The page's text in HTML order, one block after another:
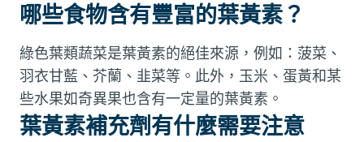
哪些食物含有豐富的葉黃素？
綠色葉類蔬菜是葉黃素的絕佳來源，例如：菠菜、
羽衣甘藍、芥蘭、韭菜等。此外，玉米、蛋黃和某
些水果如奇異果也含有一定量的葉黃素。
葉黃素補充劑有什麼需要注意